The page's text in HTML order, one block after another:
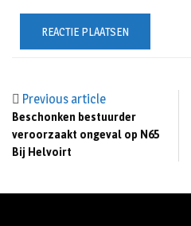
Previous article
Beschonken bestuurder
veroorzaakt ongeval op N65
Bij Helvoirt